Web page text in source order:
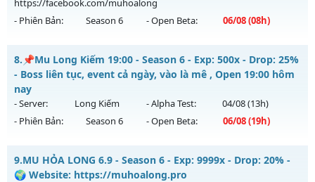
Exp: 99x - Drop: 20%
Thể loại: Mu Nguyên bản Webzen
Antihack: Anti 8x
https://facebook.com/muhoalong
- Phiên Bản: Season 6 - Open Beta: 06/08(08h)
MU HỎA LONG 6.9 - 🌐 Website: https://muhoalong.pro
Mu mới ra tháng 08 2026 - Mở máy chủ
https://facebook.com/muhoalong
06/08/2626
Exp: 9999x - Drop: 20%
Thể loại: Mu Nguyên bản Webzen
8. 📌Mu Long Kiếm 19:00 - Season 6 - Exp: 500x - Drop: 25%
- Boss liên tục, event cả ngày, vào là mê , Open 19:00 hôm
nay
- Server: Long Kiếm - Alpha Test: 04/08(13h)
- Phiên Bản:
Season 6 - Open Beta: 06/08(19h)
📌Mu Long Kiếm 19:00 - Boss liên tục, event cả ngày, vào là
mê , Open 19:00 hôm nay
9.MU HỎA LONG 6.9 - Season 6 - Exp: 9999x - Drop: 20% -
🌍 Website: https://muhoalong.pro